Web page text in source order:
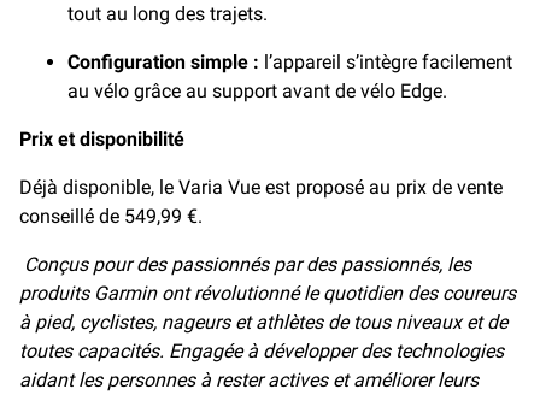
tout au long des trajets.
Configuration simple : l’appareil s’intègre facilement
au vélo grâce au support avant de vélo Edge.
Prix et disponibilité
Déjà disponible, le Varia Vue est proposé au prix de vente
conseillé de 549,99 €.
Conçus pour des passionnés par des passionnés, les
produits Garmin ont révolutionné le quotidien des coureurs
à pied, cyclistes, nageurs et athlètes de tous niveaux et de
toutes capacités. Engagée à développer des technologies
aidant les personnes à rester actives et améliorer leurs